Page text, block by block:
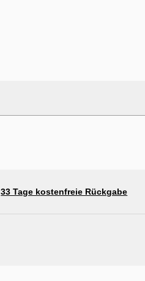
33 Tage kostenfreie Rückgabe